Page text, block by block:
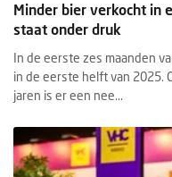
Minder bier verkocht in
staat onder druk
In de eerste zes maanden
in de eerste helft van 2025.
jaren is er een nee...